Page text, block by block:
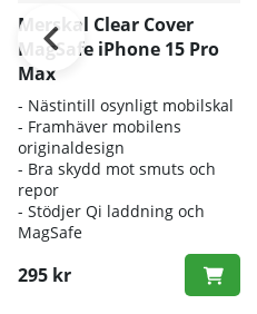
Merskal Clear Cover
MagSafe iPhone 15 Pro
Max
- Nästintill osynligt mobilskal
- Framhäver mobilens
originaldesign
- Bra skydd mot smuts och
repor
- Stödjer Qi laddning och
MagSafe
295 kr